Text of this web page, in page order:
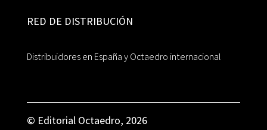
RED DE DISTRIBUCIÓN
Distribuidores en España y Octaedro internacional
© Editorial Octaedro, 2026